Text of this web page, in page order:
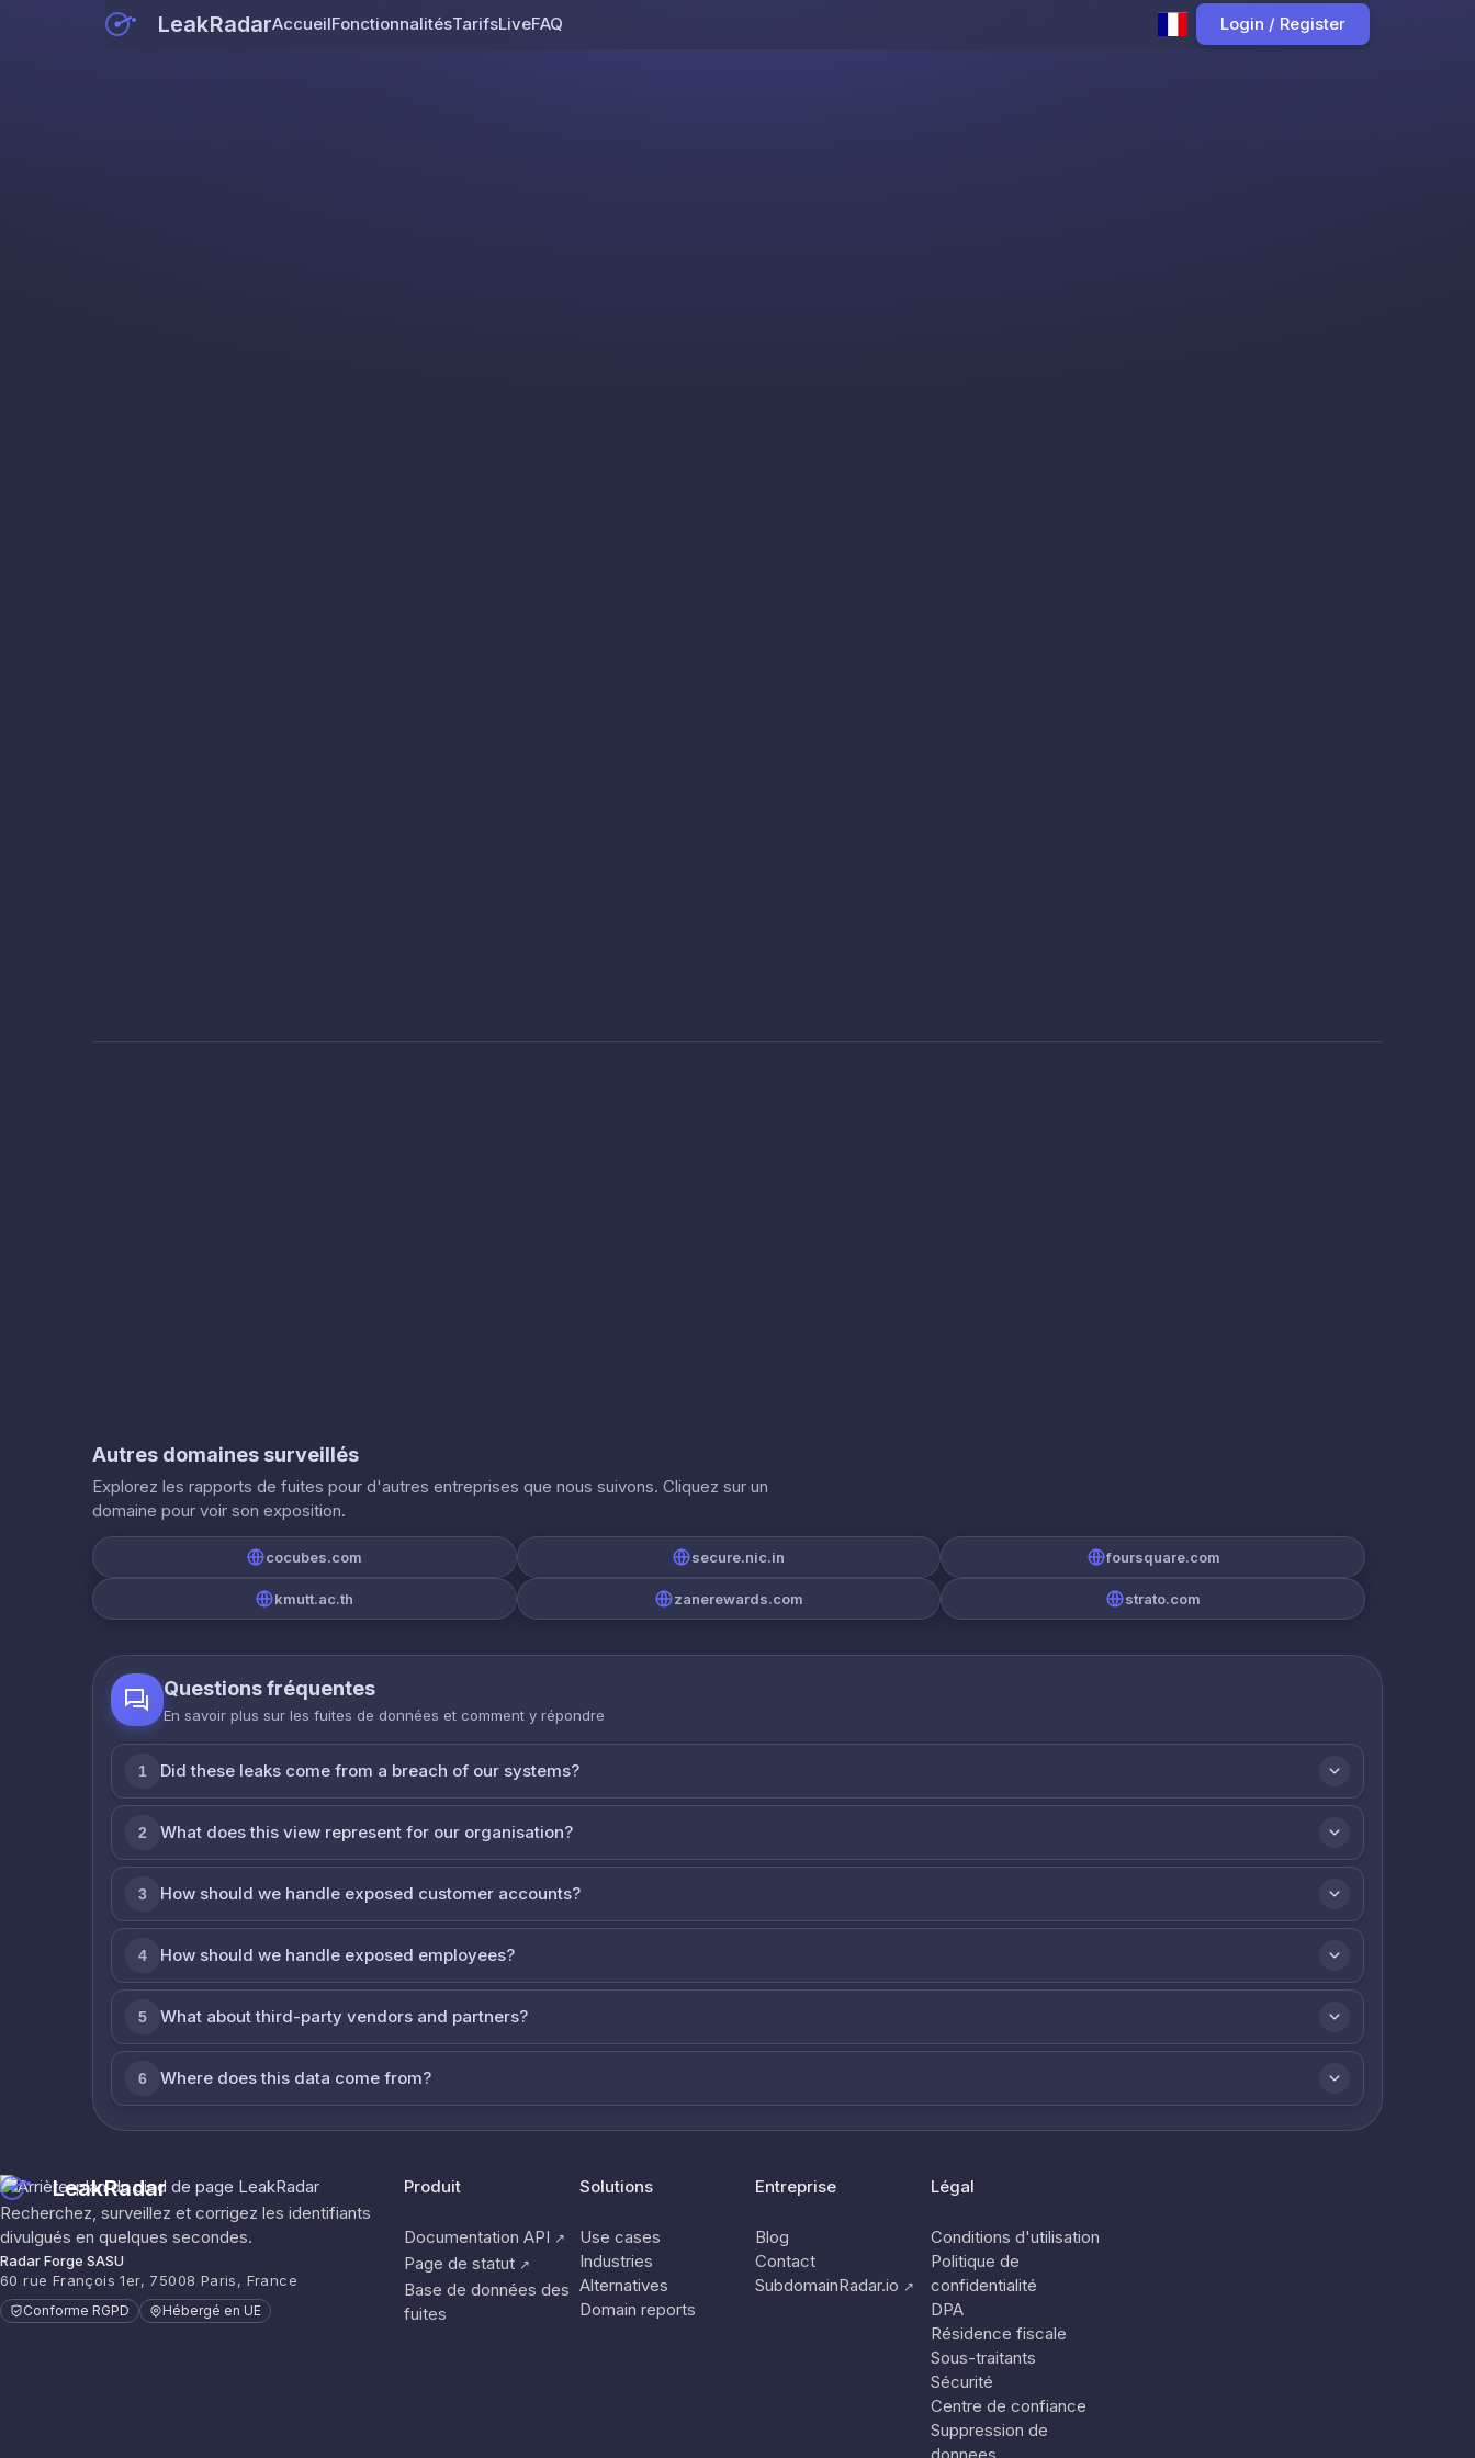
LeakRadarAccueilFonctionnalitésTarifsLiveFAQ Login / Register
Autres domaines surveillés
Explorez les rapports de fuites pour d'autres entreprises que nous suivons. Cliquez sur un
domaine pour voir son exposition.
cocubes.com secure.nic.in foursquare.com
kmutt.ac.th zanerewards.com strato.com
Questions fréquentes
En savoir plus sur les fuites de données et comment y répondre
1 Did these leaks come from a breach of our systems?
2 What does this view represent for our organisation?
3 How should we handle exposed customer accounts?
4 How should we handle exposed employees?
5 What about third-party vendors and partners?
6 Where does this data come from?
LeakRadar
Recherchez, surveillez et corrigez les identifiants
divulgués en quelques secondes.
Radar Forge SASU
60 rue François 1er, 75008 Paris, France
Conforme RGPD Hébergé en UE
Produit
Documentation API ↗
Page de statut ↗
Base de données des
fuites
Solutions
Use cases
Industries
Alternatives
Domain reports
Entreprise
Blog
Contact
SubdomainRadar.io ↗
Légal
Conditions d'utilisation
Politique de
confidentialité
DPA
Résidence fiscale
Sous-traitants
Sécurité
Centre de confiance
Suppression de
donnees